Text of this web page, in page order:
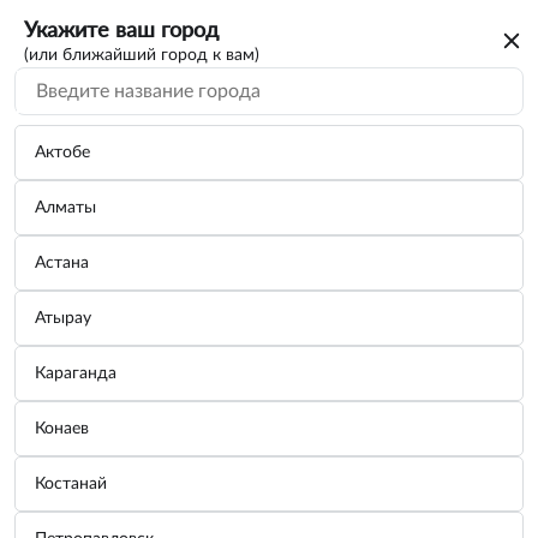
Укажите ваш город
(или ближайший город к вам)
Актобе
Алматы
Астана
Атырау
Караганда
Конаев
Костанай
Лампа светодиодная (комплект)
противотуманные LEDRIVING
H8/H11/H16 8,2W 12V/24V PGJ19 4X2
(2шт)